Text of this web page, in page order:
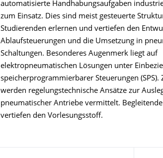
automatisierte Handhabungsaufgaben
zum Einsatz. Dies sind meist gesteuerte
Studierenden erlernen und vertiefen den
Ablaufsteuerungen und die Umsetzung in
Schaltungen. Besonderes Augenmerk liegt auf
elektropneumatischen Lösungen unter
speicherprogrammierbarer Steuerungen (SPS).
werden regelungstechnische Ansätze zur
pneumatischer Antriebe vermittelt.
vertiefen den Vorlesungsstoff.